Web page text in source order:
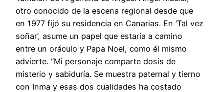
otro conocido de la escena regional desde que
en 1977 fijó su residencia en Canarias. En ‘Tal vez
soñar’, asume un papel que estaría a camino
entre un oráculo y Papa Noel, como él mismo
advierte. “Mi personaje comparte dosis de
misterio y sabiduría. Se muestra paternal y tierno
con Inma y esas dos cualidades ha costado